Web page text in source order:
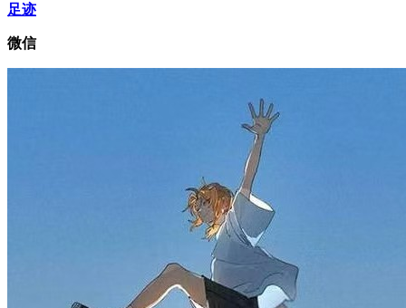
足迹
微信